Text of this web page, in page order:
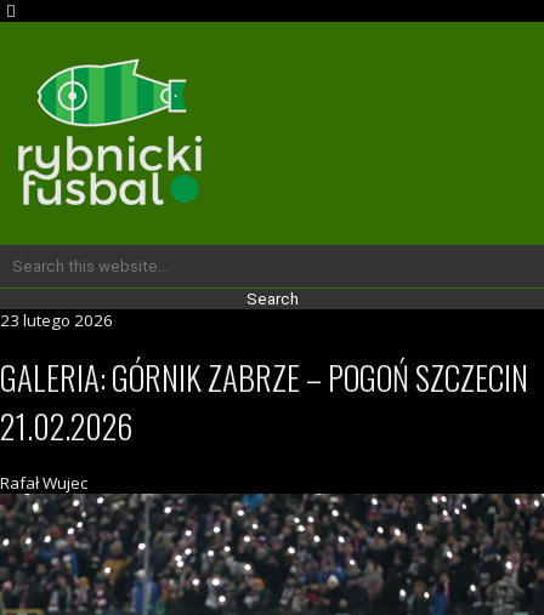
23 lutego 2026
GALERIA: GÓRNIK ZABRZE – POGOŃ SZCZECIN
21.02.2026
Rafał Wujec